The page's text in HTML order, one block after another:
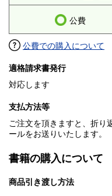
公費
公費での購入について
適格請求書発行
対応します
支払方法等
ご注文を頂きますと、折り
ールをお送りいたします。
書籍の購入について
商品引き渡し方法